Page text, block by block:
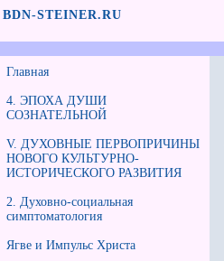
BDN-STEINER.RU
Главная
4. ЭПОХА ДУШИ
СОЗНАТЕЛЬНОЙ
V. ДУХОВНЫЕ ПЕРВОПРИЧИНЫ
НОВОГО КУЛЬТУРНО-
ИСТОРИЧЕСКОГО РАЗВИТИЯ
2. Духовно-социальная
симптоматология
Ягве и Импульс Христа